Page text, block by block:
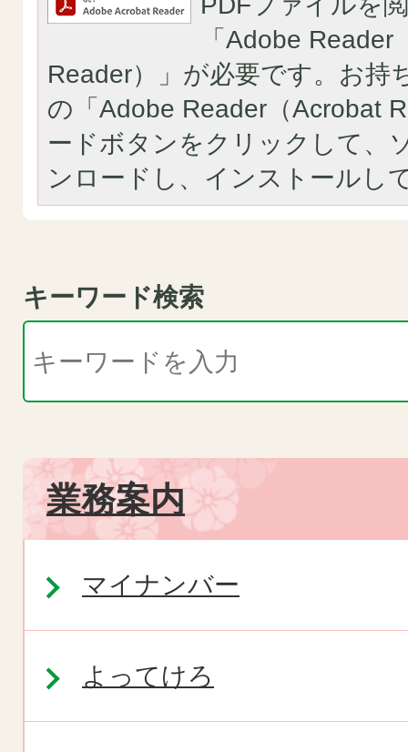
「Adobe Reader
Reader）」が必要です。お持
の「Adobe Reader（Acrobat
ードボタンをクリックして、
ンロードし、インストールし
キーワード検索
業務案内
マイナンバー
よってけろ